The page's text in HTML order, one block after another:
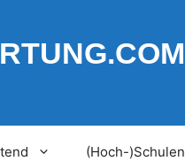
(Hoch-)Schulen